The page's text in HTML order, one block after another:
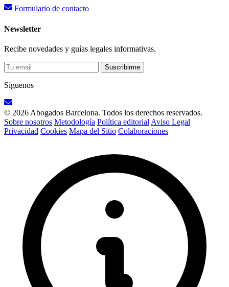
Formulario de contacto
Newsletter
Recibe novedades y guías legales informativas.
Suscribirme
Síguenos
© 2026 Abogados Barcelona. Todos los derechos reservados.
Sobre nosotros Metodología Política editorial Aviso Legal
Privacidad Cookies Mapa del Sitio Colaboraciones